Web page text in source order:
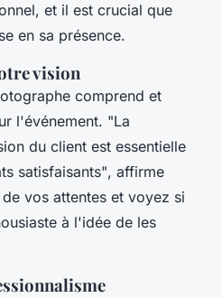
et il est crucial que
en sa présence.
vision
comprend et
l'événement. "La
du client est essentielle
satisfaisants", affirme
vos attentes et voyez si
à l'idée de les